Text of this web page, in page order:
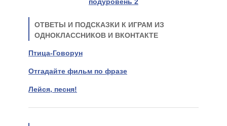
подуровень 2
ОТВЕТЫ И ПОДСКАЗКИ К ИГРАМ ИЗ
ОДНОКЛАССНИКОВ И ВКОНТАКТЕ
Птица-Говорун
Отгадайте фильм по фразе
Лейся, песня!